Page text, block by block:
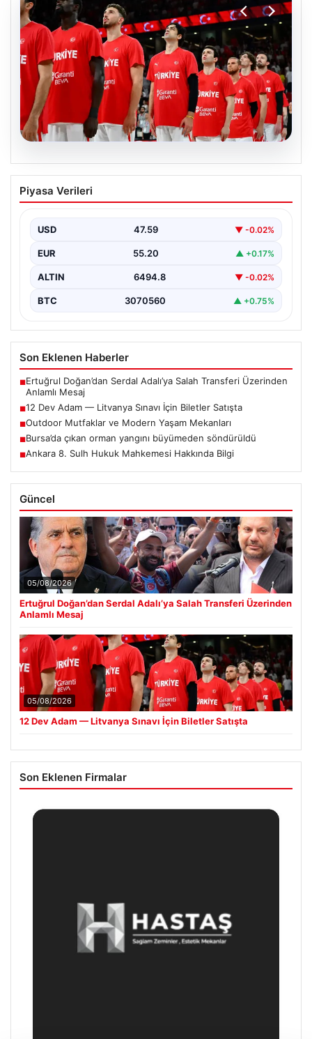
05.08.2026
12 Dev Adam — Litvanya Sınavı İçin
Biletler Satışta
kapsamındaki Litvanya maçı için biletler resmi…
Piyasa Verileri
USD 47.59 ▼ -0.02%
EUR 55.20 ▲ +0.17%
ALTIN 6494.8 ▼ -0.02%
BTC 3070560 ▲ +0.75%
Son Eklenen Haberler
■Ertuğrul Doğan’dan Serdal Adalı’ya Salah Transferi Üzerinden
Anlamlı Mesaj
■12 Dev Adam — Litvanya Sınavı İçin Biletler Satışta
■Outdoor Mutfaklar ve Modern Yaşam Mekanları
■Bursa’da çıkan orman yangını büyümeden söndürüldü
■Ankara 8. Sulh Hukuk Mahkemesi Hakkında Bilgi
Güncel
05/08/2026
Ertuğrul Doğan’dan Serdal Adalı’ya Salah Transferi Üzerinden
Anlamlı Mesaj
05/08/2026
12 Dev Adam — Litvanya Sınavı İçin Biletler Satışta
Son Eklenen Firmalar